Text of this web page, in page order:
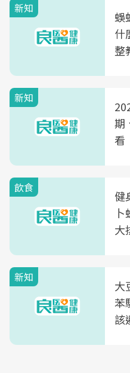
新知
蜈
什
整
新知
期
看
飲食
健
大
新知
大
苯
該